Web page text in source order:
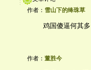
作者： 雪山下的绛珠草
鸡国傻逼何其
作者： 董胜今